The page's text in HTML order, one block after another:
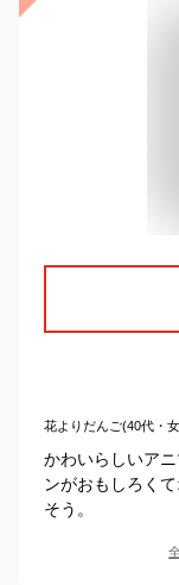
花よりだんご(40代・
かわいらしいア
ンがおもしろく
そう。